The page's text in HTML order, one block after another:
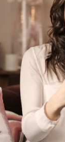
Ordu
Rize
Sakarya
Samsun
Sinop
Sivas